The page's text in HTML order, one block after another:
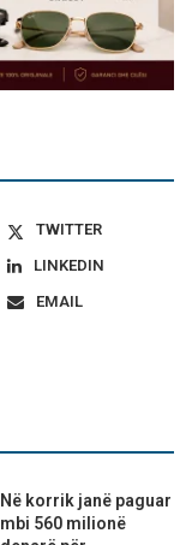
TWITTER
LINKEDIN
EMAIL
Në korrik janë paguar
mbi 560 milionë